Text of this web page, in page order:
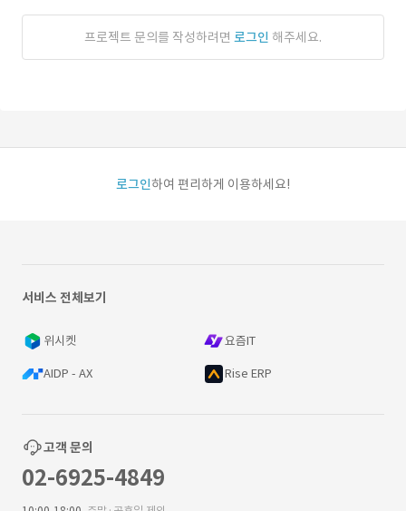
프로젝트 문의를 작성하려면 로그인 해주세요.
로그인하여 편리하게 이용하세요!
서비스 전체보기
위시켓 요즘IT
AIDP - AX Rise ERP
고객 문의
02-6925-4849